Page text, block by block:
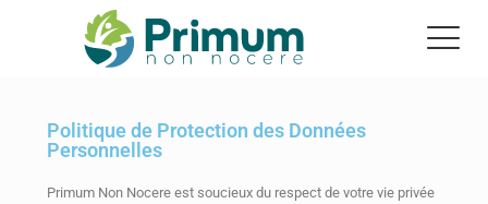
Politique de Protection des Données
Personnelles
Primum Non Nocere est soucieux du respect de votre vie privée